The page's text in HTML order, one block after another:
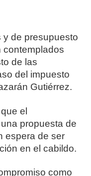
y de presupuesto
contemplados
de las
del impuesto
Gutiérrez.
el
propuesta de
espera de ser
en el cabildo.
como